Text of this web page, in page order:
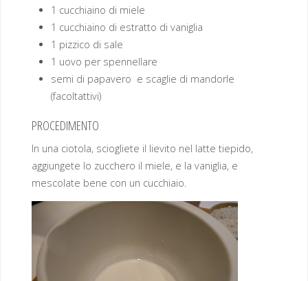
1 cucchiaino di miele
1 cucchiaino di estratto di vaniglia
1 pizzico di sale
1 uovo per spennellare
semi di papavero e scaglie di mandorle
(facoltattivi)
PROCEDIMENTO
In una ciotola, sciogliete il lievito nel latte tiepido,
aggiungete lo zucchero il miele, e la vaniglia, e
mescolate bene con un cucchiaio.